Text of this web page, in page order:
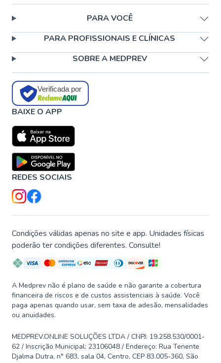
PARA VOCÊ
PARA PROFISSIONAIS E CLÍNICAS
SOBRE A MEDPREV
Verificada por
BAIXE O APP
REDES SOCIAIS
Condições válidas apenas no site e app. Unidades físicas
poderão ter condições diferentes. Consulte!
A Medprev não é plano de saúde e não garante a cobertura
financeira de riscos e de custos assistenciais à saúde. Você
paga apenas quando usar, sem taxa de adesão, mensalidades
ou anuidades.
MEDPREV.ONLINE SOLUÇÕES LTDA / CNPJ: 19.258.530/0001-
62 / Inscrição Municipal: 23106048 / Endereço: Rua Tenente
Djalma Dutra, n° 683, sala 04, Centro, CEP 83.005-360, São